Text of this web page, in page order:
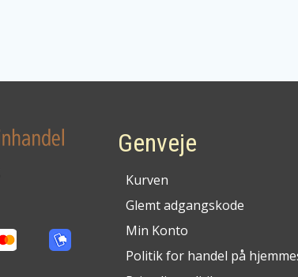
Genveje
Kurven
Glemt adgangskode
Min Konto
Politik for handel på